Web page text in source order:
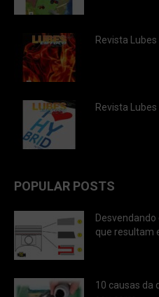
Revista
Revista
POPULAR POSTS
que resultam
10 causas da